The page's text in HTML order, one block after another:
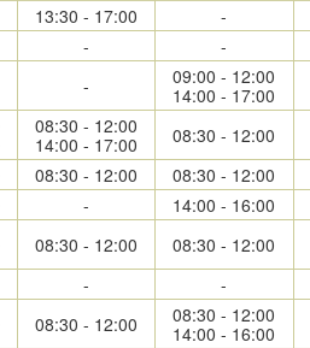
13:30 - 17:00 -
- -
-
09:00 - 12:00
14:00 - 17:00
08:30 - 12:00
14:00 - 17:00
08:30 - 12:00
08:30 - 12:00 08:30 - 12:00
- 14:00 - 16:00
08:30 - 12:00 08:30 - 12:00
- -
08:30 - 12:00
08:30 - 12:00
14:00 - 16:00